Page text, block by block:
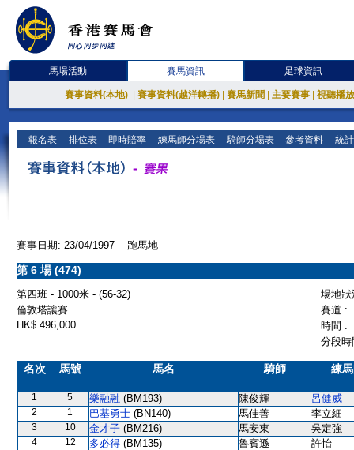
馬場活動 賽馬資訊 足球資訊
賽事資料(本地) 賽事資料(越洋轉播) 賽馬新聞 主要賽事 視聽播
報名表 排位表 即時賠率 練馬師分場表 騎師分場表 參考資料 統
賽事日期: 23/04/1997 跑馬地
第 6 場 (474)
第四班 - 1000米 - (56-32)
場地
倫敦塔讓賽
賽道 :
HK$ 496,000
時間 :
分段
名次 馬號 馬名 騎師 練
1 5 樂融融 (BM193) 陳俊輝 呂健威
2 1 巴基勇士 (BN140) 馬佳善 李立細
3 10 金才子 (BM216) 馬安東 吳定強
4 12 多必得 (BM135) 魯賓遜 許怡